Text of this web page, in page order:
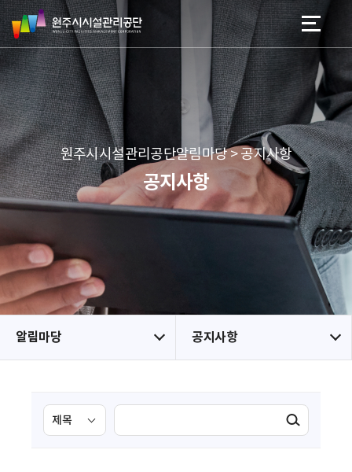
스
킵
네
비
게
이
션
본문 바로가기
메뉴 바로가기
원
주
시
시
설
관
리
공
단 원주시시설관리공단알림마당 > 공지사항
공지사항
알림마당 공지사항
검
색
색
검색실행